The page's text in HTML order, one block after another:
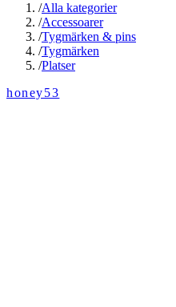
/Alla kategorier
/Accessoarer
/Tygmärken & pins
/Tygmärken
/Platser
honey53